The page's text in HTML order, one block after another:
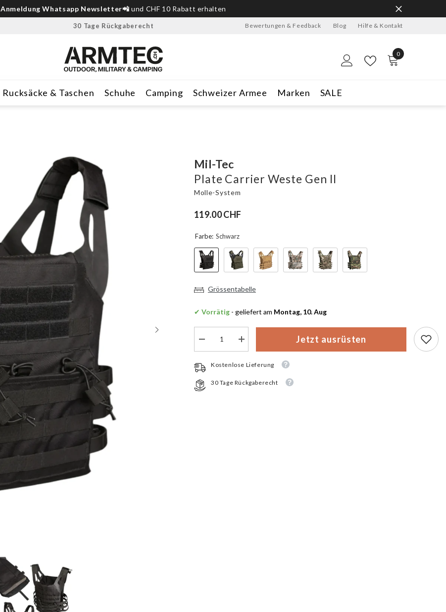
Anmeldung Whatsapp Newsletter📲und CHF 10 Rabatt erhalten
30 Tage Rückgaberecht Bewertungen & Feedback Blog Hilfe & Kontakt
0
0
Rucksäcke & Taschen Schuhe Camping Schweizer Armee Marken SALE
Mil-Tec
Plate Carrier Weste Gen II
Molle-System
119.00 CHF
Farbe: Schwarz
Grössentabelle
✔ Vorrätig - geliefert am Montag, 10. Aug
verringern
Mil-
Tec
Plate
Carrier
Menge
erhöhen
Mil-
Plate
Carrier
Jetzt ausrüsten
Kostenlose Lieferung
30 Tage Rückgaberecht